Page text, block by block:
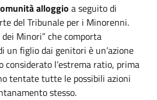
alloggio a seguito di
del Tribunale per i Minorenni.
dei Minori” che comporta
un figlio dai genitori è un’azione
considerato l’estrema ratio, prima
tentate tutte le possibili azioni
stesso.